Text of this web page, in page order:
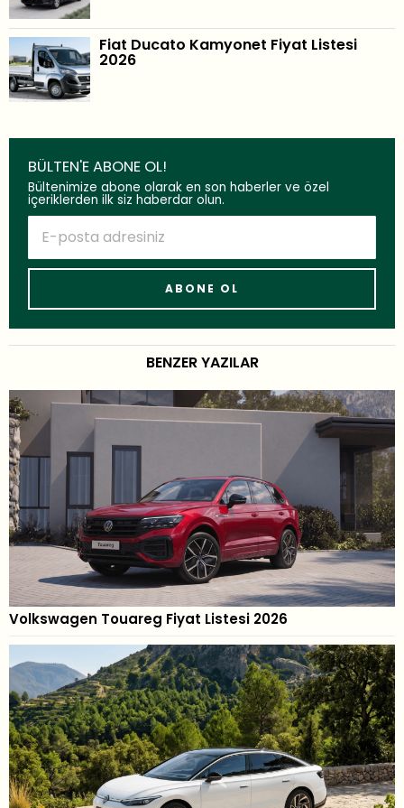
Fiat Ducato Kamyonet Fiyat Listesi
2026
BÜLTEN'E ABONE OL!
Bültenimize abone olarak en son haberler ve özel
içeriklerden ilk siz haberdar olun.
BENZER YAZILAR
Volkswagen Touareg Fiyat Listesi 2026